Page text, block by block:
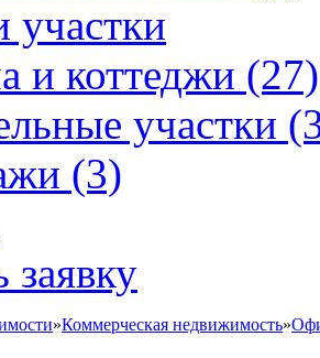
и коттеджи (27)
участки
(3)
заявку
»Коммерческая недвижимость»